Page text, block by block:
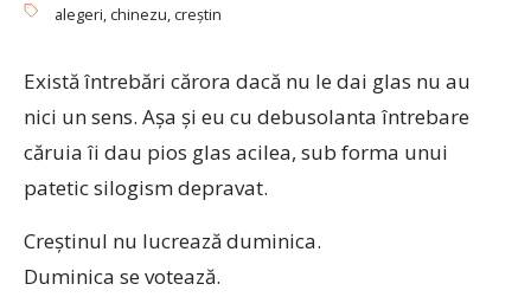
alegeri, chinezu, creştin
Există întrebări cărora dacă nu le dai glas nu au
nici un sens. Aşa şi eu cu debusolanta întrebare
căruia îi dau pios glas acilea, sub forma unui
patetic silogism depravat.
Creştinul nu lucrează duminica.
Duminica se votează.